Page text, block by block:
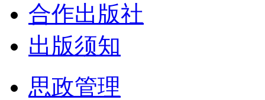
合作出版社
出版须知
思政管理